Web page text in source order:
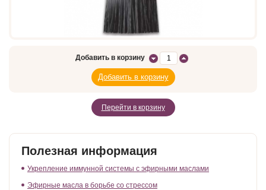
Добавить в корзину
Перейти в корзину
Полезная информация
Укрепление иммунной системы с эфирными маслами
Эфирные масла в борьбе со стрессом